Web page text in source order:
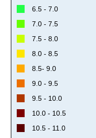
6.5 - 7.0
7.0 - 7.5
7.5 - 8.0
8.0 - 8.5
8.5- 9.0
9.0 - 9.5
9.5 - 10.0
10.0 - 10.5
10.5 - 11.0